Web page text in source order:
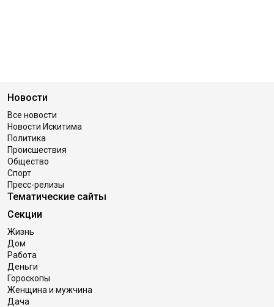
Новости
Все новости
Новости Искитима
Политика
Происшествия
Общество
Спорт
Пресс-релизы
Тематические сайты
Секции
Жизнь
Дом
Работа
Деньги
Гороскопы
Женщина и мужчина
Дача